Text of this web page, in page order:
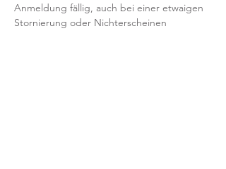
Anmeldung fällig, auch bei einer etwaigen
Stornierung oder Nichterscheinen